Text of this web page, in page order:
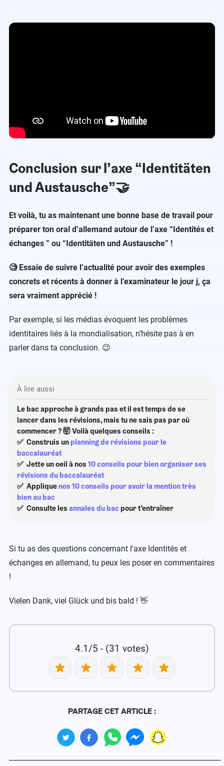
Conclusion sur l’axe “Identitäten
und Austausche”🤝
Et voilà, tu as maintenant une bonne base de travail pour
préparer ton oral d’allemand autour de l’axe “Identités et
échanges ” ou “Identitäten und Austausche” !
🧐 Essaie de suivre l’actualité pour avoir des exemples
concrets et récents à donner à l’examinateur le jour j, ça
sera vraiment apprécié !
Par exemple, si les médias évoquent les problèmes
identitaires liés à la mondialisation, n’hésite pas à en
parler dans ta conclusion. 😉
À lire aussi
Le bac approche à grands pas et il est temps de se
lancer dans les révisions, mais tu ne sais pas par où
commencer ? 🤯 Voilà quelques conseils :
✅ Construis un planning de révisions pour le
baccalauréat
✅ Jette un oeil à nos 10 conseils pour bien organiser ses
révisions du baccalauréat
✅ Applique nos 10 conseils pour avoir la mention très
bien au bac
✅ Consulte les annales du bac pour t’entraîner
Si tu as des questions concernant l’axe Identités et
échanges en allemand, tu peux les poser en commentaires
!
Vielen Dank, viel Glück und bis bald ! 👋
4.1/5 - (31 votes)
PARTAGE CET ARTICLE :